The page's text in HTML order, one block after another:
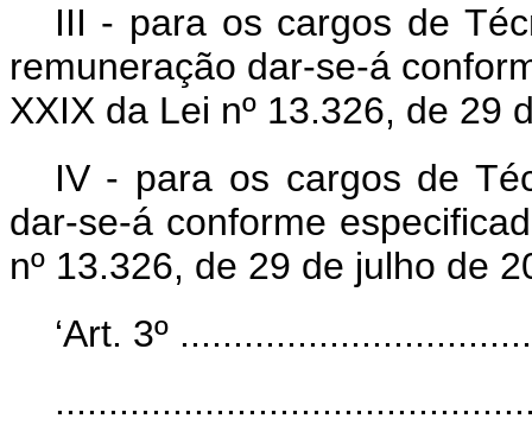
III - para os cargos de
remuneração dar-se-á
XXIX da Lei nº 13.326, de 29
IV - para os cargos de
dar-se-á conforme
nº 13.326, de 29 de julho de
‘Art. 3º